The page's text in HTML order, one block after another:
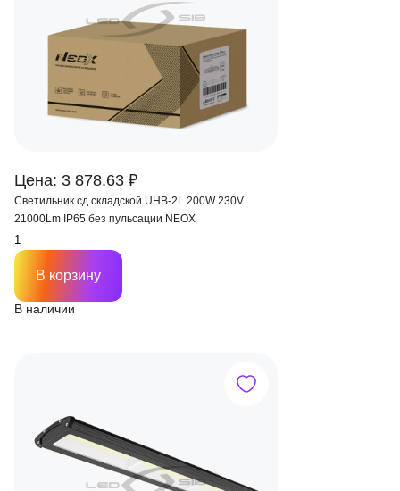
Цена: 3 878.63 ₽
Светильник сд складской UHB-2L 200W 230V
21000Lm IP65 без пульсации NEOX
В наличии
В корзину